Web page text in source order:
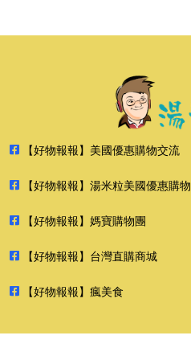
【好物報報】美國優惠購物交流
【好物報報】湯米粒美國優惠購物
【好物報報】媽寶購物團
【好物報報】台灣直購商城
【好物報報】瘋美食